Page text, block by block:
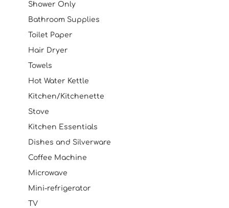
Shower Only
Bathroom Supplies
Toilet Paper
Hair Dryer
Towels
Hot Water Kettle
Kitchen/Kitchenette
Stove
Kitchen Essentials
Dishes and Silverware
Coffee Machine
Microwave
Mini-refrigerator
TV